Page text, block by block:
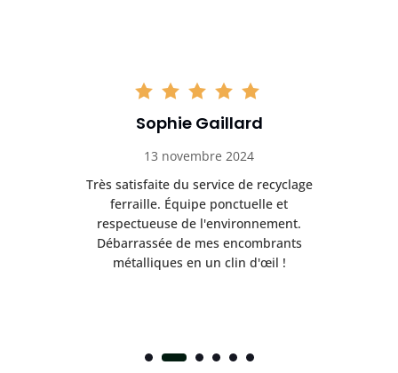
Sophie Gaillard
13 novembre 2024
Très satisfaite du service de recyclage
ferraille. Équipe ponctuelle et
respectueuse de l'environnement.
Débarrassée de mes encombrants
métalliques en un clin d'œil !